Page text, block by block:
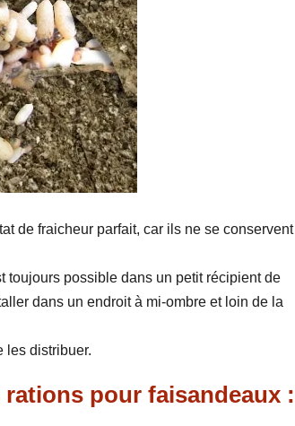
de fraicheur parfait, car ils ne se conservent
toujours possible dans un petit récipient de
dans un endroit à mi-ombre et loin de la
les distribuer.
pour faisandeaux :